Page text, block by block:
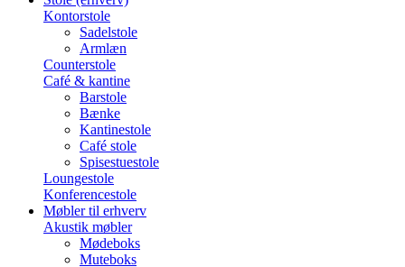
Kontorstole
Sadelstole
Armlæn
Counterstole
Café & kantine
Barstole
Bænke
Kantinestole
Café stole
Spisestuestole
Loungestole
Konferencestole
Møbler til erhverv
Akustik møbler
Mødeboks
Muteboks